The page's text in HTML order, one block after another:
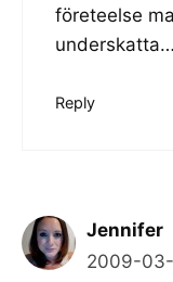
företeelse
underskatta…
Reply
Jennifer
2009-